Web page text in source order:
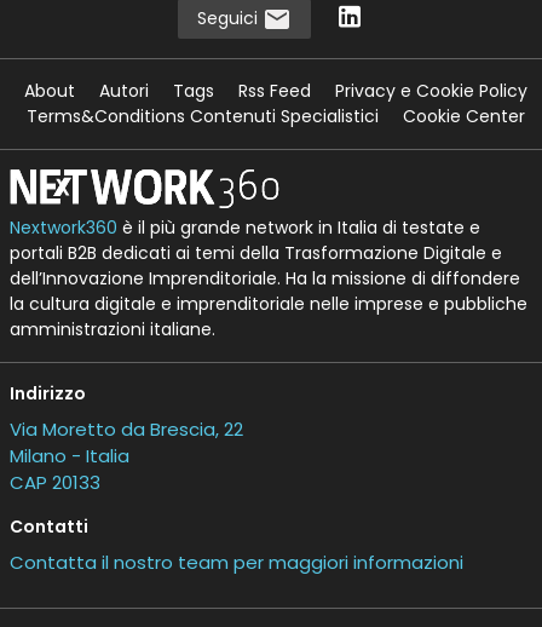
Seguici
About Autori Tags Rss Feed
Privacy e Cookie Policy
Terms&Conditions Contenuti Specialistici
Cookie Center
Nextwork360 è il più grande network in Italia di testate e
portali B2B dedicati ai temi della Trasformazione Digitale e
dell’Innovazione Imprenditoriale. Ha la missione di diffondere
la cultura digitale e imprenditoriale nelle imprese e pubbliche
amministrazioni italiane.
Indirizzo
Via Moretto da Brescia, 22
Milano - Italia
CAP 20133
Contatti
Contatta il nostro team per maggiori informazioni